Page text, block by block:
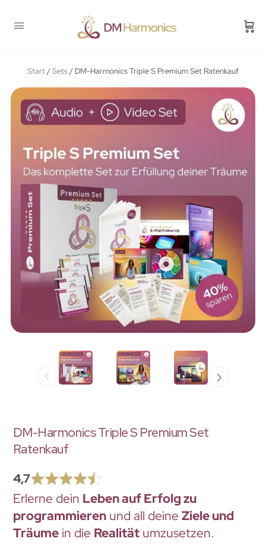
Start/Sets/ DM-Harmonics Triple S Premium Set Ratenkauf
DM-Harmonics Triple S Premium Set
Ratenkauf
4,7
Erlerne dein Leben auf Erfolg zu
programmierenund all deine Ziele und
Träumein die Realitätumzusetzen.